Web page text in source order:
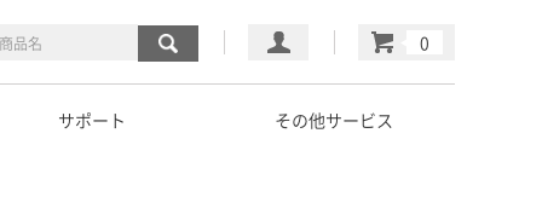
マイページ
カート
サポート その他サービス